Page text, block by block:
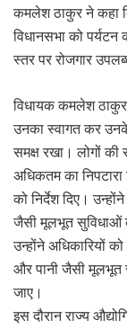
कमलेश ठाकुर ने कहा
विधानसभा को
स्तर पर रोजगार
विधायक कमलेश
उनका स्वागत कर
समक्ष रखा। लोगों
अधिकतम का
को निर्देश दिए।
जैसी मूलभूत सुविधाओं
उन्होंने अधिकारियों
और पानी जैसी मूलभूत
जाए।
इस दौरान राज्य